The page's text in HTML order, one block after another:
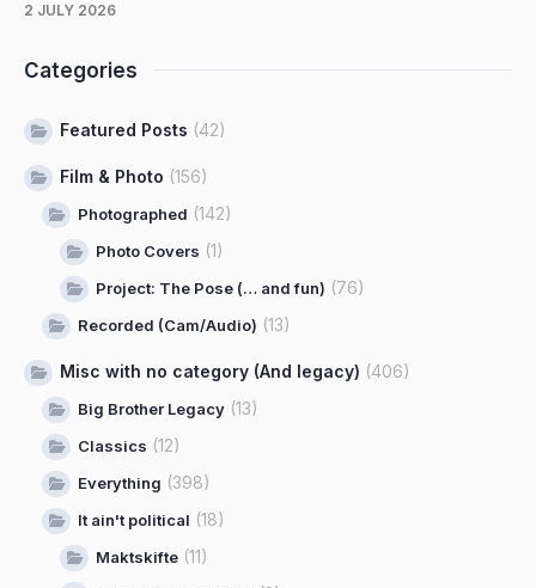
2 JULY 2026
Categories
Featured Posts (42)
Film & Photo (156)
Photographed (142)
Photo Covers (1)
Project: The Pose (… and fun) (76)
Recorded (Cam/Audio) (13)
Misc with no category (And legacy) (406)
Big Brother Legacy (13)
Classics (12)
Everything (398)
It ain't political (18)
Maktskifte (11)